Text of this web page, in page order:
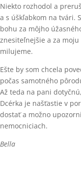
Niekto rozhodol a
a s úškľabkom na tvári.
bohu za môjho
znesiteľnejšie a za
milujeme.
Ešte by som chcela
počas samotného
Až teda na pani
Dcérka je našťastie v
dostať a možno
nemocniciach.
Bella